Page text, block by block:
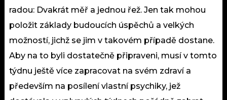
radou: Dvakrát měř a jednou řež. Jen tak mohou
položit základy budoucích úspěchů a velkých
možností, jichž se jim v takovém případě dostane.
Aby na to byli dostatečně připraveni, musí v tomto
týdnu ještě více zapracovat na svém zdraví a
především na posílení vlastní psychiky, jež